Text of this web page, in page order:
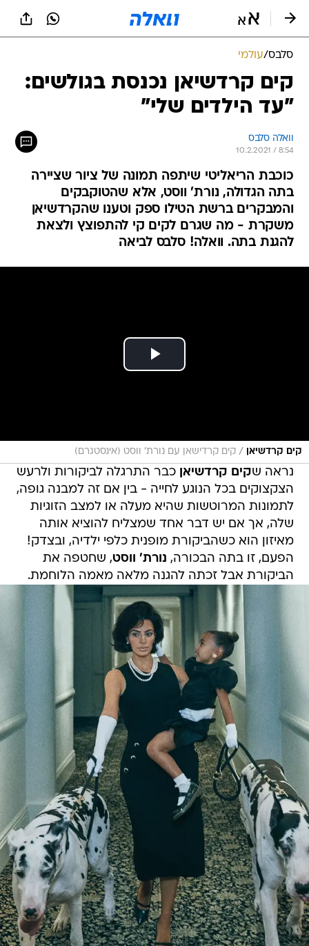
סלבס/עולמי
קים קרדשיאן נכנסת בגולשים:
"עד הילדים שלי"
וואלה סלבס
10.2.2021 / 8:54
כוכבת הריאליטי שיתפה תמונה של ציור שציירה
בתה הגדולה, נורת' ווסט, אלא שהטוקבקים
והמבקרים ברשת הטילו ספק וטענו שהקרדשיאן
משקרת - מה שגרם לקים קי להתפוצץ ולצאת
להגנת בתה. וואלה! סלבס לביאה
קים קרדשיאן / קים קרדישאן עם נורת' ווסט (אינסטגרם)
נראה שקים קרדשיאן כבר התרגלה לביקורות ולרעש
הצקצוקים בכל הנוגע לחייה - בין אם זה למבנה גופה,
לתמונות המרוטשות שהיא מעלה או למצב הזוגיות
שלה, אך אם יש דבר אחד שמצליח להוציא אותה
מאיזון הוא כשהביקורת מופנית כלפי ילדיה, ובצדק!
הפעם, זו בתה הבכורה, נורת' ווסט, שחטפה את
הביקורת אבל זכתה להגנה מלאה מאמה הלוחמת.